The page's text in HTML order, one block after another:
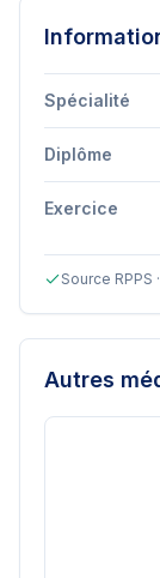
Spécialité
Diplôme
Exercice
Source RPPS
Autres